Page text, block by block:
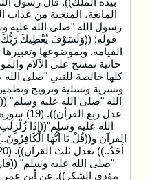
رسول الله "صلى الله عليه
قوله: ((وَلَسَوْفَ يُعْطِيكَ رَبُّكَ
القيامة. وبموضوعها
حانية تمسح على الآلام
كلها خالصة للنبي "صلى الله
الله "صلى الله عليه وسلم"
عدل ربع
الله عليه وسلم"((إِذَا
القرآن و((قُلْ يَا أَيُّهَا
"صلى الله عليه وسلم"
مؤدي الشكر)). عن أبن عمر